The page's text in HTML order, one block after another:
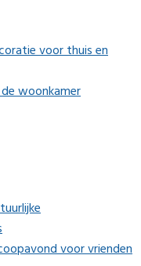
voor thuis en
woonkamer
voor vrienden